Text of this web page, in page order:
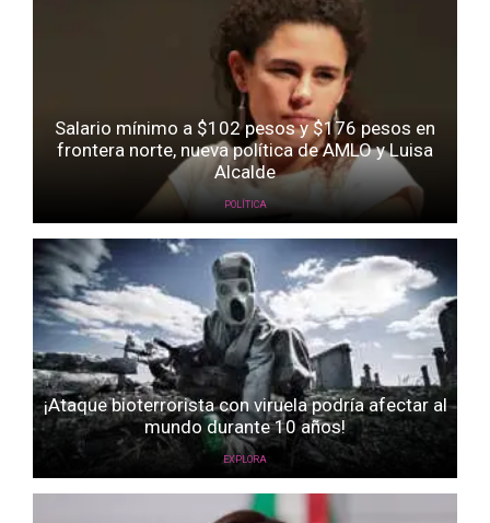
Salario mínimo a $102 pesos y $176 pesos en
frontera norte, nueva política de AMLO y Luisa
Alcalde
POLÍTICA
¡Ataque bioterrorista con viruela podría afectar al
mundo durante 10 años!
EXPLORA